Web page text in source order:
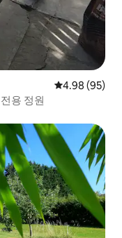
평점 4.98점(5
4.98 (95)
용 정원